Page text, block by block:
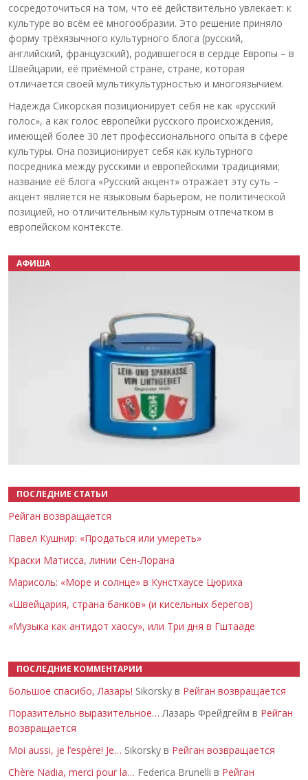
сосредоточиться на том, что её действительно увлекает: к
культуре во всём её многообразии. Это решение приняло
форму трёхязычного культурного блога (русский,
английский, французский), родившегося в сердце Европы – в
Швейцарии, её приёмной стране, стране, которая
отличается своей мультикультурностью и многоязычием.
Надежда Сикорская позиционирует себя не как «русский
голос», а как голос европейки русского происхождения,
имеющей более 30 лет профессионального опыта в сфере
культуры. Она позиционирует себя как культурного
посредника между русскими и европейскими традициями;
название её блога «Русский акцент» отражает эту суть –
акцент является не языковым барьером, не политической
позицией, но отличительным культурным отпечатком в
европейском контексте.
АФИША
ПОСЛЕДНИЕ СТАТЬИ
Рейган возвращается
Павел Кушнир: «Продаться или умереть»
Краски Матисса, линии Сен-Лорана
Марисоль: «Море и солнце» в Кунстхаусе Цюриха
«Швейцария, страна банков» (и кисельных берегов)
«Музыка как антидот хаосу», или Три дня в Гштааде
ПОСЛЕДНИЕ КОММЕНТАРИИ
Большое спасибо, Лазарь! Sikorsky в Рейган возвращается
Поразительно выразительное… Лазарь Фрейдгейм в Рейган
возвращается
Moi aussi, je l’espère! Je… Sikorsky в Рейган возвращается
Chère Nadia, merci pour la… Federica Brunelli в Рейган